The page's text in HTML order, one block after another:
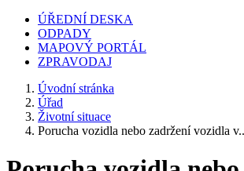
ÚŘEDNÍ DESKA
ODPADY
MAPOVÝ PORTÁL
ZPRAVODAJ
Úvodní stránka
Úřad
Životní situace
Porucha vozidla nebo zadržení vozidla